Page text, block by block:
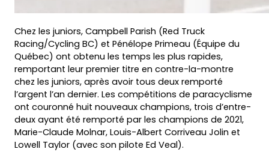
Chez les juniors, Campbell Parish (Red Truck
Racing/Cycling BC) et Pénélope Primeau (Équipe du
Québec) ont obtenu les temps les plus rapides,
remportant leur premier titre en contre-la-montre
chez les juniors, après avoir tous deux remporté
l’argent l’an dernier. Les compétitions de paracyclisme
ont couronné huit nouveaux champions, trois d’entre-
deux ayant été remporté par les champions de 2021,
Marie-Claude Molnar, Louis-Albert Corriveau Jolin et
Lowell Taylor (avec son pilote Ed Veal).